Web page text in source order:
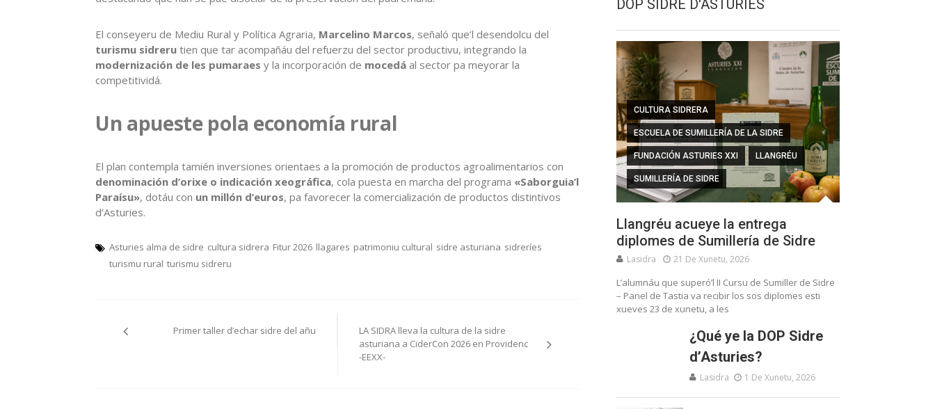
El conseyeru de Mediu Rural y Política Agraria, Marcelino Marcos, señaló que’l desendolcu del
turismu sidreru tien que tar acompañáu del refuerzu del sector productivu, integrando la
modernización de les pumaraes y la incorporación de mocedá al sector pa meyorar la
competitividá.
Un apueste pola economía rural
El plan contempla tamién inversiones orientaes a la promoción de productos agroalimentarios con
denominación d’orixe o indicación xeográfica, cola puesta en marcha del programa «Saborguia’l
Paraísu», dotáu con un millón d’euros, pa favorecer la comercialización de productos distintivos
d’Asturies.
Asturies alma de sidre cultura sidrera Fitur 2026 llagares patrimoniu cultural sidre asturiana sidreríes
turismu rural turismu sidreru
pelos
Primer taller d’echar sidre del añu
LA SIDRA lleva la cultura de la sidre
asturiana a CiderCon 2026 en Providenc
-EEXX-
DOP SIDRE D'ASTURIES
CULTURA SIDRERA
ESCUELA DE SUMILLERÍA DE LA SIDRE
FUNDACIÓN ASTURIES XXI LLANGRÉU
SUMILLERÍA DE SIDRE
Llangréu acueye la entrega
diplomes de Sumillería de Sidre
Lasidra 21 De Xunetu, 2026
L’alumnáu que superó’l II Cursu de Sumiller de Sidre
– Panel de Tastia va recibir los sos diplomes esti
xueves 23 de xunetu, a les
¿Qué ye la DOP Sidre
d’Asturies?
Lasidra 1 De Xunetu, 2026